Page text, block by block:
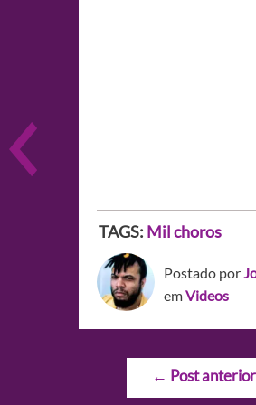
TAGS: Mil choros
Postado por
emVideos
Navegação
← Post anterior